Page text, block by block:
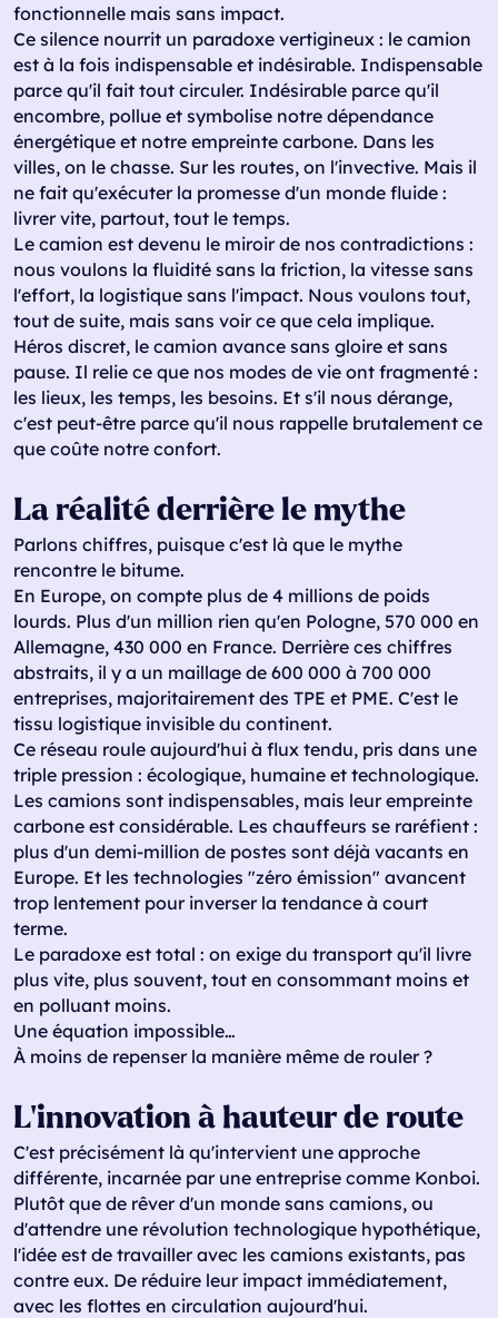
fonctionnelle mais sans impact.
Ce silence nourrit un paradoxe vertigineux : le camion
est à la fois indispensable et indésirable. Indispensable
parce qu'il fait tout circuler. Indésirable parce qu'il
encombre, pollue et symbolise notre dépendance
énergétique et notre empreinte carbone. Dans les
villes, on le chasse. Sur les routes, on l'invective. Mais il
ne fait qu'exécuter la promesse d'un monde fluide :
livrer vite, partout, tout le temps.
Le camion est devenu le miroir de nos contradictions :
nous voulons la fluidité sans la friction, la vitesse sans
l'effort, la logistique sans l'impact. Nous voulons tout,
tout de suite, mais sans voir ce que cela implique.
Héros discret, le camion avance sans gloire et sans
pause. Il relie ce que nos modes de vie ont fragmenté :
les lieux, les temps, les besoins. Et s'il nous dérange,
c'est peut-être parce qu'il nous rappelle brutalement ce
que coûte notre confort.
La réalité derrière le mythe
Parlons chiffres, puisque c'est là que le mythe
rencontre le bitume.
En Europe, on compte plus de 4 millions de poids
lourds. Plus d'un million rien qu'en Pologne, 570 000 en
Allemagne, 430 000 en France. Derrière ces chiffres
abstraits, il y a un maillage de 600 000 à 700 000
entreprises, majoritairement des TPE et PME. C'est le
tissu logistique invisible du continent.
Ce réseau roule aujourd'hui à flux tendu, pris dans une
triple pression : écologique, humaine et technologique.
Les camions sont indispensables, mais leur empreinte
carbone est considérable. Les chauffeurs se raréfient :
plus d'un demi-million de postes sont déjà vacants en
Europe. Et les technologies "zéro émission" avancent
trop lentement pour inverser la tendance à court
terme.
Le paradoxe est total : on exige du transport qu'il livre
plus vite, plus souvent, tout en consommant moins et
en polluant moins.
Une équation impossible…
À moins de repenser la manière même de rouler ?
L'innovation à hauteur de route
C'est précisément là qu'intervient une approche
différente, incarnée par une entreprise comme Konboi.
Plutôt que de rêver d'un monde sans camions, ou
d'attendre une révolution technologique hypothétique,
l'idée est de travailler avec les camions existants, pas
contre eux. De réduire leur impact immédiatement,
avec les flottes en circulation aujourd'hui.